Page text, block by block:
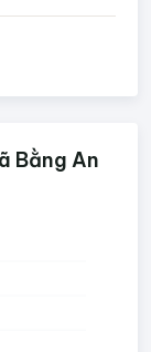
Bằng An